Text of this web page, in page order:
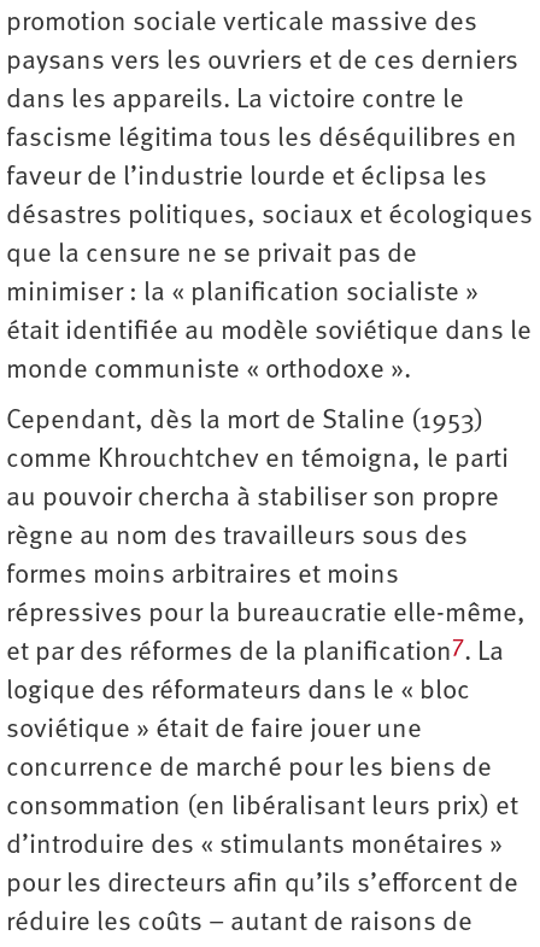
promotion sociale verticale massive des
paysans vers les ouvriers et de ces derniers
dans les appareils. La victoire contre le
fascisme légitima tous les déséquilibres en
faveur de l’industrie lourde et éclipsa les
désastres politiques, sociaux et écologiques
que la censure ne se privait pas de
minimiser : la « planification socialiste »
était identifiée au modèle soviétique dans le
monde communiste « orthodoxe ».
Cependant, dès la mort de Staline (1953)
comme Khrouchtchev en témoigna, le parti
au pouvoir chercha à stabiliser son propre
règne au nom des travailleurs sous des
formes moins arbitraires et moins
répressives pour la bureaucratie elle-même,
et par des réformes de la planification7. La
logique des réformateurs dans le « bloc
soviétique » était de faire jouer une
concurrence de marché pour les biens de
consommation (en libéralisant leurs prix) et
d’introduire des « stimulants monétaires »
pour les directeurs afin qu’ils s’efforcent de
réduire les coûts – autant de raisons de